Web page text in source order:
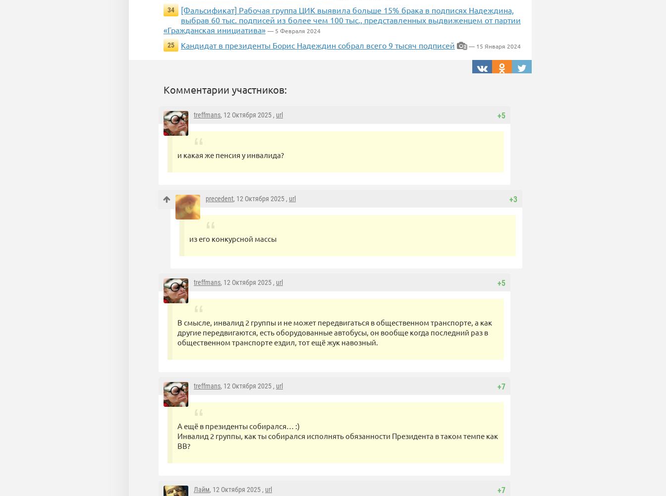
34
[Фальсификат] Рабочая группа ЦИК выявила больше 15% брака в подписях Надеждина,
выбрав 60 тыс. подписей из более чем 100 тыс., представленных выдвиженцем от партии
«Гражданская инициатива» — 5 Февраля 2024
25
Кандидат в президенты Борис Надеждин собрал всего 9 тысяч подписей 2 — 15 Января 2024
Комментарии участников:
+5
treffmans, 12 Октября 2025 , url
и какая же пенсия у инвалида?
+3
precedent, 12 Октября 2025 , url
из его конкурсной массы
+5
treffmans, 12 Октября 2025 , url
В смысле, инвалид 2 группы и не может передвигаться в общественном транспорте, а как
другие передвигаются, есть оборудованные автобусы, он вообще когда последний раз в
общественном транспорте ездил, тот ещё жук навозный.
+7
treffmans, 12 Октября 2025 , url
А ещё в президенты собирался… :)
Инвалид 2 группы, как ты собирался исполнять обязанности Президента в таком темпе как
ВВ?
+7
Лайм, 12 Октября 2025 , url